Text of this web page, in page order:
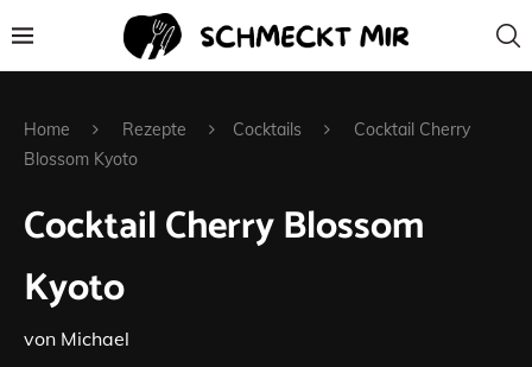
Home Rezepte Cocktails
Cocktail Cherry
Blossom Kyoto
Cocktail Cherry Blossom
Kyoto
von Michael